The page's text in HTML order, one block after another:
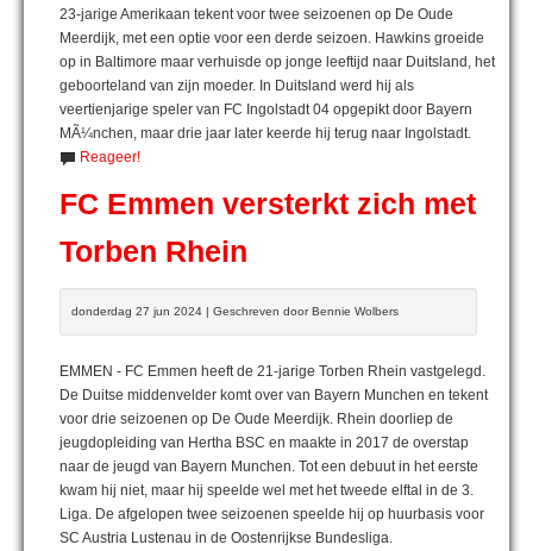
23-jarige Amerikaan tekent voor twee seizoenen op De Oude
Meerdijk, met een optie voor een derde seizoen. Hawkins groeide
op in Baltimore maar verhuisde op jonge leeftijd naar Duitsland, het
geboorteland van zijn moeder. In Duitsland werd hij als
veertienjarige speler van FC Ingolstadt 04 opgepikt door Bayern
MÃ¼nchen, maar drie jaar later keerde hij terug naar Ingolstadt.
Reageer!
FC Emmen versterkt zich met
Torben Rhein
donderdag 27 jun 2024 | Geschreven door Bennie Wolbers
EMMEN - FC Emmen heeft de 21-jarige Torben Rhein vastgelegd.
De Duitse middenvelder komt over van Bayern Munchen en tekent
voor drie seizoenen op De Oude Meerdijk. Rhein doorliep de
jeugdopleiding van Hertha BSC en maakte in 2017 de overstap
naar de jeugd van Bayern Munchen. Tot een debuut in het eerste
kwam hij niet, maar hij speelde wel met het tweede elftal in de 3.
Liga. De afgelopen twee seizoenen speelde hij op huurbasis voor
SC Austria Lustenau in de Oostenrijkse Bundesliga.